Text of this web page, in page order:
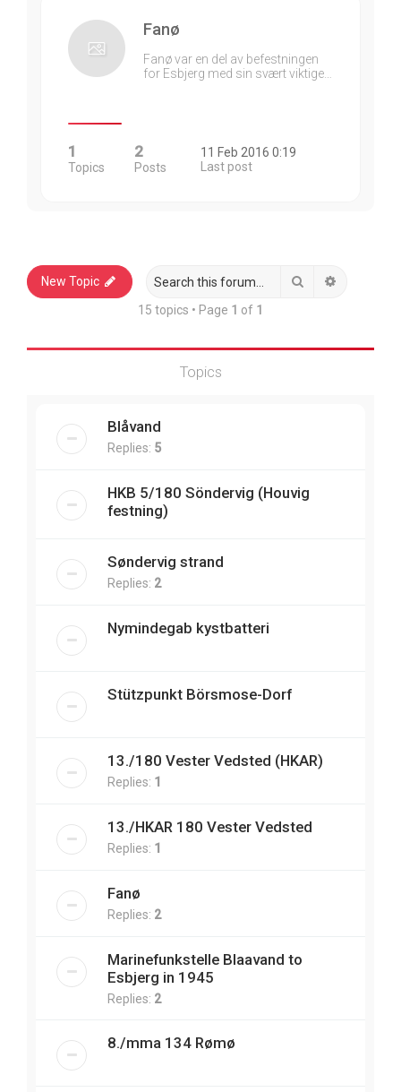
Fanø
Fanø var en del av befestningen
for Esbjerg med sin svært viktige…
1
Topics
2
Posts
11 Feb 2016 0:19
Last post
New Topic Search
15 topics • Page 1 of 1
Topics
Blåvand
Replies: 5
HKB 5/180 Söndervig (Houvig
festning)
Søndervig strand
Replies: 2
Nymindegab kystbatteri
Stützpunkt Börsmose-Dorf
13./180 Vester Vedsted (HKAR)
Replies: 1
13./HKAR 180 Vester Vedsted
Replies: 1
Fanø
Replies: 2
Marinefunkstelle Blaavand to
Esbjerg in 1945
Replies: 2
8./mma 134 Rømø